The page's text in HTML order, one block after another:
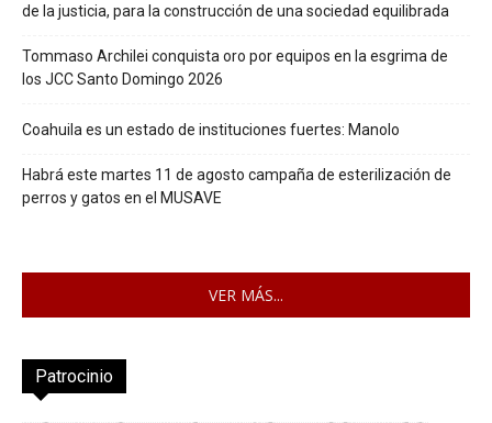
de la justicia, para la construcción de una sociedad equilibrada
Tommaso Archilei conquista oro por equipos en la esgrima de
los JCC Santo Domingo 2026
Coahuila es un estado de instituciones fuertes: Manolo
Habrá este martes 11 de agosto campaña de esterilización de
perros y gatos en el MUSAVE
VER MÁS...
Patrocinio